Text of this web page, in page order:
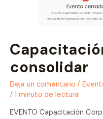
consolidar
Deja un comentario /
/ 1 minuto de lectura
EVENTO Capacitación